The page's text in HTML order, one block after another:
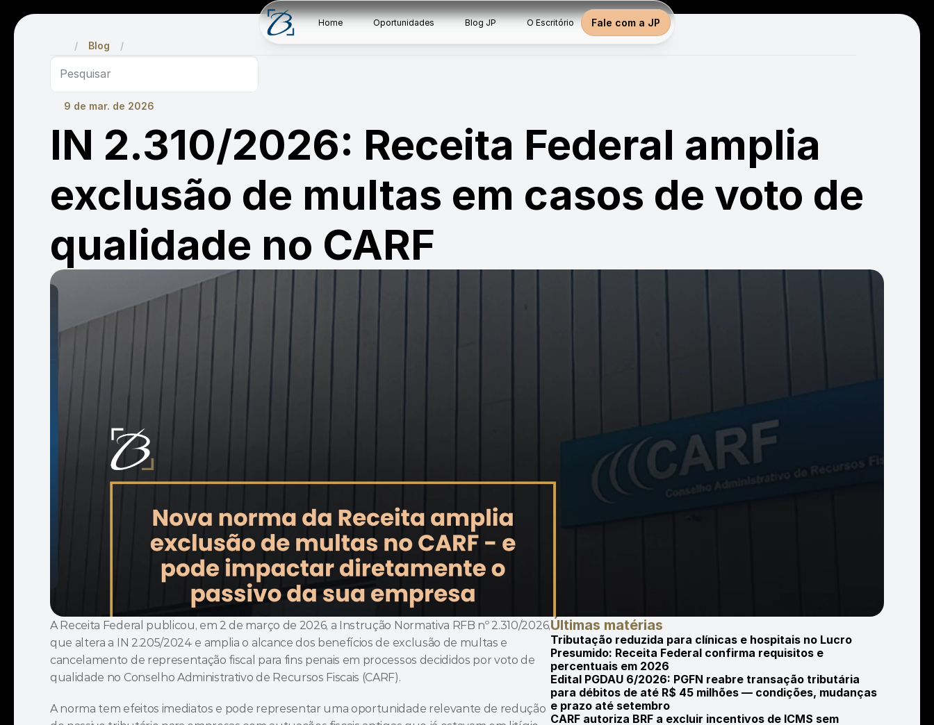
Home Oportunidades Blog JP O Escritório
Fale com a JP
/
Blog /
Pesquisar
9 de mar. de 2026
IN 2.310/2026: Receita Federal amplia
exclusão de multas em casos de voto de
qualidade no CARF
A Receita Federal publicou, em 2 de março de 2026, a Instrução Normativa RFB nº 2.310/2026,
que altera a IN 2.205/2024 e amplia o alcance dos benefícios de exclusão de multas e
cancelamento de representação fiscal para fins penais em processos decididos por voto de
qualidade no Conselho Administrativo de Recursos Fiscais (CARF).
A norma tem efeitos imediatos e pode representar uma oportunidade relevante de redução
Últimas matérias
Tributação reduzida para clínicas e hospitais no Lucro
Presumido: Receita Federal confirma requisitos e
percentuais em 2026
Edital PGDAU 6/2026: PGFN reabre transação tributária
para débitos de até R$ 45 milhões — condições, mudanças
e prazo até setembro
CARF autoriza BRF a excluir incentivos de ICMS sem